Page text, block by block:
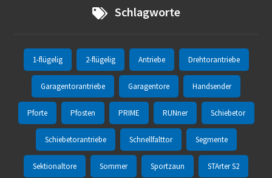
Schlagworte
1-flügelig 2-flügelig Antriebe Drehtorantriebe
Garagentorantriebe Garagentore Handsender
Pforte Pfosten PRIME RUNner Schiebetor
Schiebetorantriebe Schnellfalttor Segmente
Sektionaltore Sommer Sportzaun STArter S2